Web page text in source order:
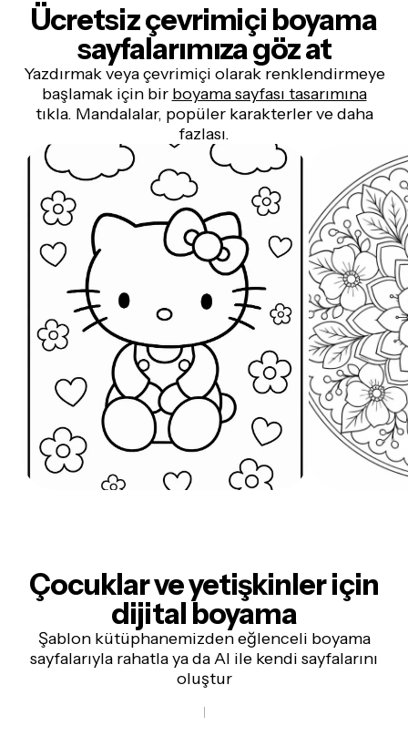
Ücretsiz çevrimiçi boyama
sayfalarımıza göz at
Yazdırmak veya çevrimiçi olarak renklendirmeye
başlamak için bir boyama sayfası tasarımına
tıkla. Mandalalar, popüler karakterler ve daha
fazlası.
Çocuklar ve yetişkinler için
dijital boyama
Şablon kütüphanemizden eğlenceli boyama
sayfalarıyla rahatla ya da AI ile kendi sayfalarını
oluştur